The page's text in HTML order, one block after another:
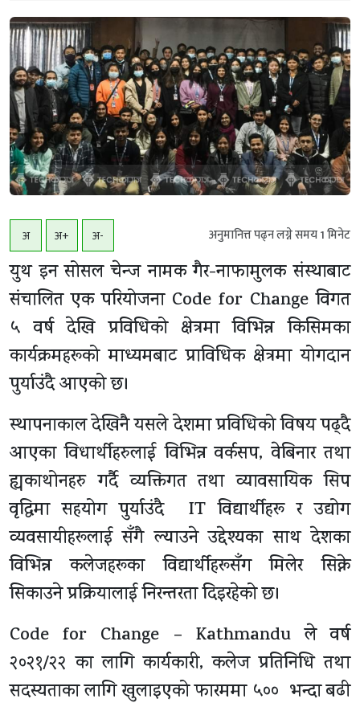
अ अ+ अ- अनुमानित्त पढ्न लग्ने समय1मिनेट
युथ इन सोसल चेन्ज नामक गैर-नाफामुलक संस्थाबाट
संचालित एक परियोजना Code for Change विगत
५ वर्ष देखि प्रविधिको क्षेत्रमा विभिन्न किसिमका
कार्यक्रमहरूको माध्यमबाट प्राविधिक क्षेत्रमा योगदान
पुर्याउंदै आएको छ।
स्थापनाकाल देखिनै यसले देशमा प्रविधिको विषय पढ्दै
आएका विधार्थीहरुलाई विभिन्न वर्कसप, वेबिनार तथा
ह्यकाथोनहरु गर्दै व्यक्तिगत तथा व्यावसायिक सिप
वृद्धिमा सहयोग पुर्याउंदै IT विद्यार्थीहरू र उद्योग
व्यवसायीहरूलाई सँगै ल्याउने उद्देश्यका साथ देशका
विभिन्न कलेजहरूका विद्यार्थीहरूसँग मिलेर सिक्ने
सिकाउने प्रक्रियालाई निरन्तरता दिइरहेको छ।
Code for Change – Kathmandu ले वर्ष
२०२१/२२ का लागि कार्यकारी, कलेज प्रतिनिधि तथा
सदस्यताका लागि खुलाइएको फारममा ५०० भन्दा बढी